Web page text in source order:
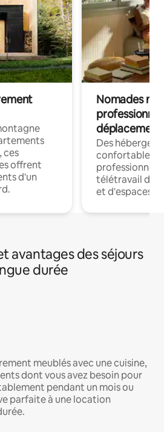
ces
offrent
d'un
Nomades
déplacement
Des
confortables
professionnels
télétravail
et d'espaces
avantages des séjours
durée
meublés avec une cuisine,
dont vous avez besoin pour
pendant un mois ou
parfaite à une location